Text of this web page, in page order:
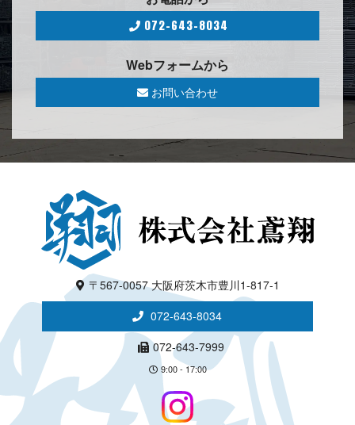
072-643-8034
Webフォ ー ム か ら
お問い合わせ
〒567-0057 大阪府茨木市豊川1-817-1
072-643-8034
072-643-7999
9:00 - 17:00